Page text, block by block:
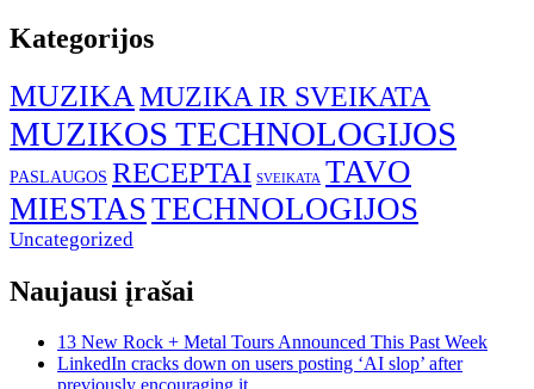
Kategorijos
MUZIKAMUZIKA IR SVEIKATA
MUZIKOS TECHNOLOGIJOS
PASLAUGOS RECEPTAI SVEIKATA TAVO
MIESTASTECHNOLOGIJOS
Uncategorized
Naujausi įrašai
13 New Rock + Metal Tours Announced This Past Week
LinkedIn cracks down on users posting ‘AI slop’ after
previously encouraging it